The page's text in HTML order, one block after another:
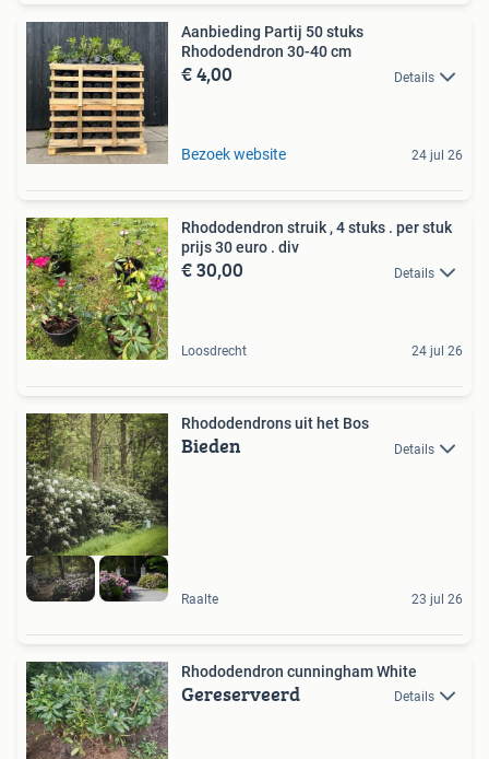
Aanbieding Partij 50 stuks
Rhododendron 30-40 cm
€ 4,00 Details
Bezoek website 24 jul 26
Rhododendron struik , 4 stuks . per stuk
prijs 30 euro . div
€ 30,00 Details
Loosdrecht 24 jul 26
Rhododendrons uit het Bos
Bieden Details
Raalte 23 jul 26
Rhododendron cunningham White
Gereserveerd Details